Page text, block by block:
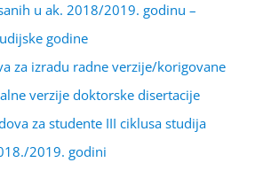
u ak. 2018/2019. godinu –
godine
za izradu radne verzije/korigovane
verzije doktorske disertacije
za studente III ciklusa studija
2019. godini